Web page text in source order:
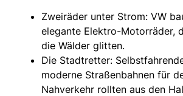
Zweiräder unter Strom: VW
elegante Elektro-Motorräder,
die Wälder glitten.
Die Stadtretter:
moderne Straßenbahnen für
Nahverkehr rollten aus den